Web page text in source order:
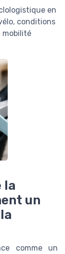
en
conditions
mobilité
la
un
comme un